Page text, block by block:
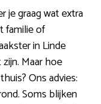
je graag wat extra
familie of
in Linde
Maar hoe
Ons advies:
Soms blijken